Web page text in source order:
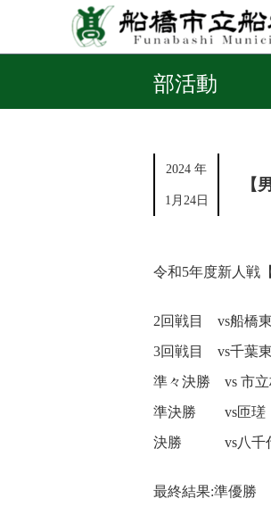
部活動
2024 年
1月24日
【
令和5年度新人戦
2回戦目 vs船橋
3回戦目 vs千葉
準々決勝 vs 市
準決勝 vs匝
決勝 vs八千
最終結果:準優勝